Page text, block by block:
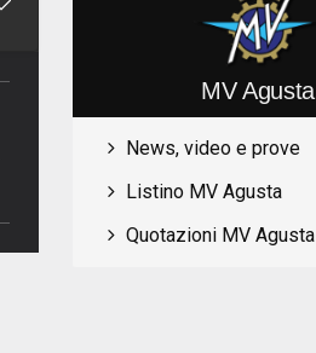
MV Agusta
News, video e prove
Listino MV Agusta
Quotazioni MV Agusta